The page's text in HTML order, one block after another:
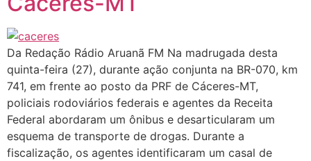
Da Redação Rádio Aruanã FM Na madrugada desta
quinta-feira (27), durante ação conjunta na BR-070, km
741, em frente ao posto da PRF de Cáceres-MT,
policiais rodoviários federais e agentes da Receita
Federal abordaram um ônibus e desarticularam um
esquema de transporte de drogas. Durante a
fiscalização, os agentes identificaram um casal de